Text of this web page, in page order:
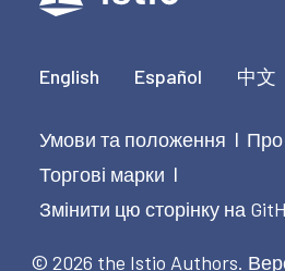
English Español 中文
Умови та положення | Про
Торгові марки |
Змінити цю сторінку на
© 2026 the Istio Authors.